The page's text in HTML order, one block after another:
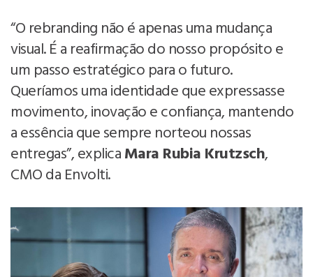
“O rebranding não é apenas uma mudança
visual. É a reafirmação do nosso propósito e
um passo estratégico para o futuro.
Queríamos uma identidade que expressasse
movimento, inovação e confiança, mantendo
a essência que sempre norteou nossas
entregas”, explicaMara Rubia Krutzsch,
CMO da Envolti.